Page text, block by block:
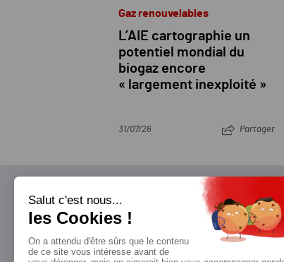
Gaz renouvelables
L’AIE cartographie un
potentiel mondial du
biogaz encore
« largement inexploité »
31/07/26 Partager